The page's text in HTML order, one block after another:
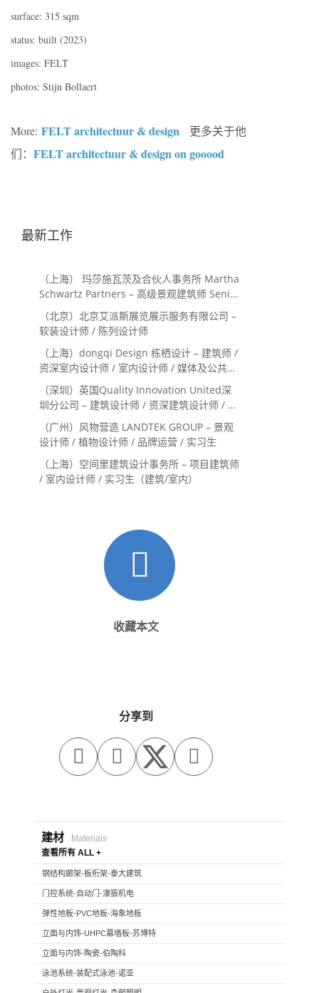
surface: 315 sqm
status: built (2023)
images: FELT
photos: Stijn Bollaert
More: FELT architectuur & design
更多关于他
们： FELT architectuur & design on gooood
最新工作
（上海） 玛莎施瓦茨及合伙人事务所 Martha
Schwartz Partners – 高级景观建筑师 Senior
Landscape Designer / 景观建筑师
Landscape Designer
（北京）北京艾派斯展览展示服务有限公司 –
软装设计师 / 陈列设计师
（上海）dongqi Design 栋栖设计 – 建筑师 /
资深室内设计师 / 室内设计师 / 媒体及公共关
系主管 / 设计实习生（常年招聘）
（深圳）英国Quality Innovation United深
圳分公司 – 建筑设计师 / 资深建筑设计师 / 室
内设计师 / 设计实习生
（广州）风物营造 LANDTEK GROUP – 景观
设计师 / 植物设计师 / 品牌运营 / 实习生
（上海）空间里建筑设计事务所 – 项目建筑师
/ 室内设计师 / 实习生（建筑/室内）
收藏本文
分享到
  
建材
Materials
查看所有 ALL +
钢结构廊架-板桁架-泰大建筑
门控系统-自动门-濠振机电
弹性地板-PVC地板-海象地板
立面与内饰-UHPC幕墙板-苏博特
立面与内饰-陶瓷-伯陶科
泳池系统-装配式泳池-诺亚